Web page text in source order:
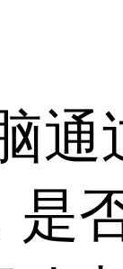
通
是